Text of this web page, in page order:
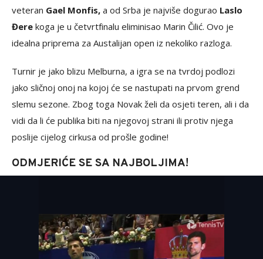
veteran Gael Monfis, a od Srba je najviše dogurao Laslo
Đere koga je u četvrtfinalu eliminisao Marin Čilić. Ovo je
idealna priprema za Austalijan open iz nekoliko razloga.
Turnir je jako blizu Melburna, a igra se na tvrdoj podlozi
jako sličnoj onoj na kojoj će se nastupati na prvom grend
slemu sezone. Zbog toga Novak želi da osjeti teren, ali i da
vidi da li će publika biti na njegovoj strani ili protiv njega
poslije cijelog cirkusa od prošle godine!
ODMJERIĆE SE SA NAJBOLJIMA!